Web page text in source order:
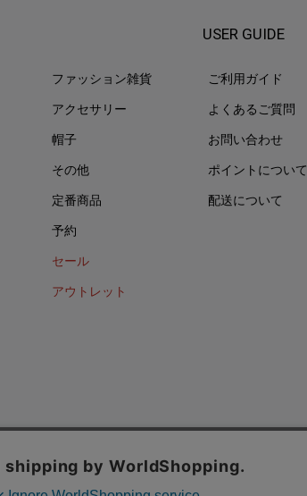
ファッション雑貨
アクセサリー
帽子
その他
定番商品
予約
セール
アウトレット
USER GUIDE
ご利用ガイド
よくあるご質問
お問い合わせ
ポイントについて
配送について